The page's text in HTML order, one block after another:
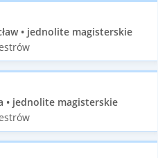
• jednolite magisterskie
• jednolite magisterskie